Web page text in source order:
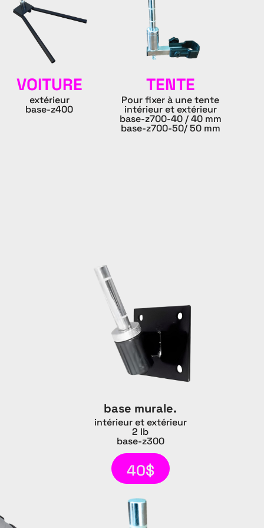
VOITURE
extérieur
base-z400
TENTE
Pour fixer à une tente
intérieur et extérieur
base-z700-40 / 40 mm
base-z700-50/ 50 mm
base murale.
intérieur et extérieur
2 lb
base-z300
40$